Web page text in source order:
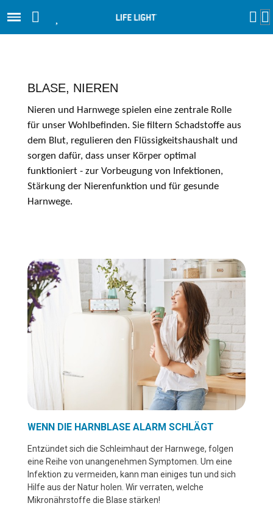
BLASE, NIEREN
Nieren und Harnwege spielen eine zentrale Rolle
für unser Wohlbefinden. Sie filtern Schadstoffe aus
dem Blut, regulieren den Flüssigkeitshaushalt und
sorgen dafür, dass unser Körper optimal
funktioniert - zur Vorbeugung von Infektionen,
Stärkung der Nierenfunktion und für gesunde
Harnwege.
WENN DIE HARNBLASE ALARM SCHLÄGT
Entzündet sich die Schleimhaut der Harnwege, folgen
eine Reihe von unangenehmen Symptomen. Um eine
Infektion zu vermeiden, kann man einiges tun und sich
Hilfe aus der Natur holen. Wir verraten, welche
Mikronährstoffe die Blase stärken!